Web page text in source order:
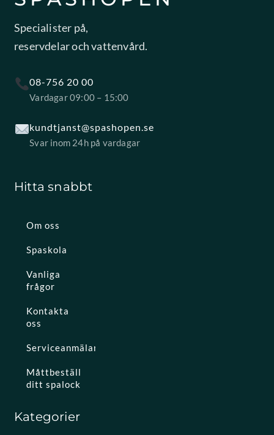
Specialister på,
reservdelar och vattenvård.
08-756 20 00
Vardagar 09:00 – 15:00
kundtjanst@spashopen.se
Svar inom 24h på vardagar
Hitta snabbt
Om oss
Spaskola
Vanliga
frågor
Kontakta
oss
Serviceanmälan
Måttbeställ
ditt spalock
Kategorier